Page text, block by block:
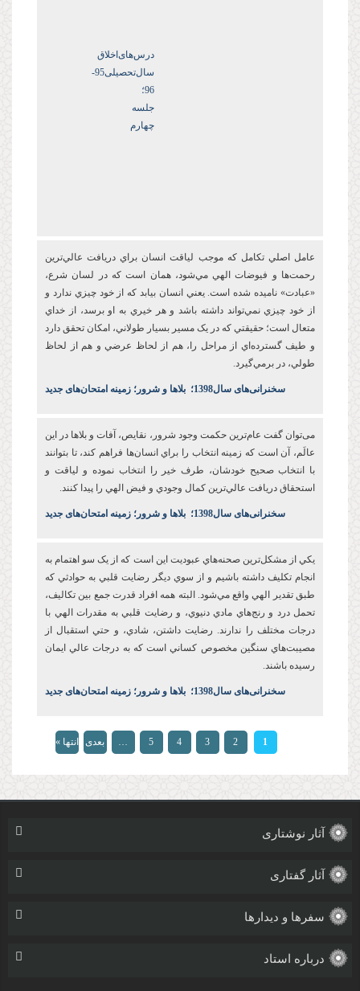
درس‌های‌اخلاق
سال‌تحصیلی‌95-
96؛
جلسه
چهارم
عامل اصلي تکامل که موجب لياقت انسان براي دريافت عالي‌ترين
رحمت‌ها و فيوضات الهي مي‌شود، همان است که در لسان شرع،
«عبادت» ناميده شده است. يعني انسان بيابد که از خود چيزي ندارد و
از خود چيزي نمي‌تواند داشته باشد و هر خيري به او برسد، از خداي
متعال است؛ حقيقتي که در يک مسير بسيار طولاني، امکان تحقق دارد
و طيف گسترده‌اي از مراحل را، هم از لحاظ عرضي و هم از لحاظ
طولي، در برمي‌گيرد.
سخنرانی‌های سال1398 ؛ بلاها و شرور؛ زمینه امتحان‌های جدید
می‌توان گفت عام‌ترين حکمت وجود شرور، نقايص، آفات و بلاها در اين
عالَم، آن است که زمينه انتخاب را براي انسان‌ها فراهم کند، تا بتوانند
با انتخاب صحيح خودشان، طرف خير را انتخاب نموده و لياقت و
استحقاق دريافت عالي‌ترين کمال وجودي و فيض الهي را پيدا کنند.
سخنرانی‌های سال1398 ؛ بلاها و شرور؛ زمینه امتحان‌های جدید
يکي از مشکل‌ترين صحنه‌هاي عبوديت این است که از يک سو اهتمام به
انجام تکليف داشته باشيم و از سوي ديگر رضايت قلبي به حوادثي که
طبق تقدير الهي واقع مي‌شود. البته همه افراد قدرت جمع بين تکاليف،
تحمل درد و رنج‌هاي مادي دنيوي، و رضايت قلبي به مقدرات الهي با
درجات مختلف را ندارند. رضايت‌ داشتن، شادي، و حتي استقبال از
مصيبت‌هاي سنگين مخصوص کساني است که به درجات عالي ايمان
رسيده باشند.
سخنرانی‌های سال1398 ؛ بلاها و شرور؛ زمینه امتحان‌های جدید
صفحه‌ها1
2
3
4
5
… بعدی انتها »
آثار نوشتاری
آثار گفتاری
سفرها و دیدارها
درباره استاد